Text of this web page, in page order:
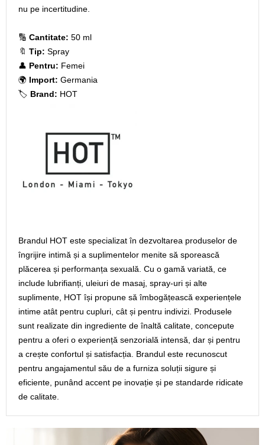
nu pe incertitudine.
🔢 Cantitate: 50 ml
🔖 Tip: Spray
👤 Pentru: Femei
🌍 Import: Germania
🏷️ Brand: HOT
Brandul HOT este specializat în dezvoltarea produselor de
îngrijire intimă și a suplimentelor menite să sporească
plăcerea și performanța sexuală. Cu o gamă variată, ce
include lubrifianți, uleiuri de masaj, spray-uri și alte
suplimente, HOT își propune să îmbogățească experiențele
intime atât pentru cupluri, cât și pentru indivizi. Produsele
sunt realizate din ingrediente de înaltă calitate, concepute
pentru a oferi o experiență senzorială intensă, dar și pentru
a crește confortul și satisfacția. Brandul este recunoscut
pentru angajamentul său de a furniza soluții sigure și
eficiente, punând accent pe inovație și pe standarde ridicate
de calitate.